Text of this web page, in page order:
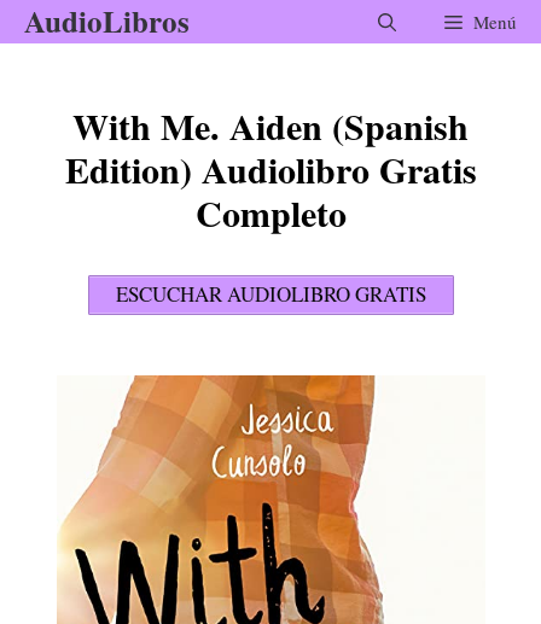
Saltar
al
AudioLibros Menú
With Me. Aiden (Spanish
Edition) Audiolibro Gratis
Completo
ESCUCHAR AUDIOLIBRO GRATIS